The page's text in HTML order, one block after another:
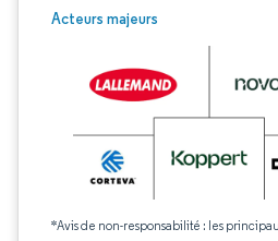
Acteurs majeurs
*Avis de non-responsabilité : les